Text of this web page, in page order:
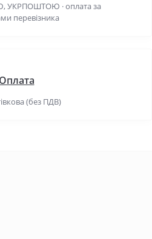
· оплата за
перевізника
Оплата
(без ПДВ)